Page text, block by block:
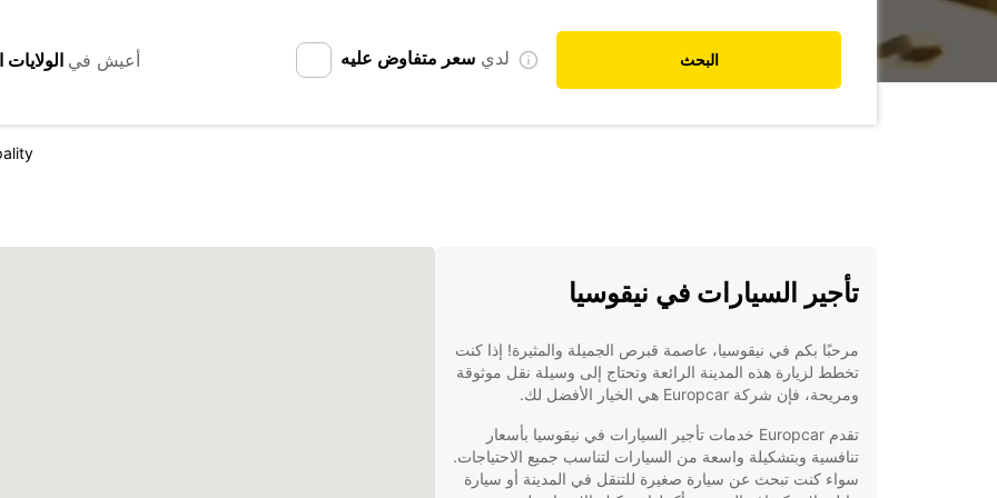
أعيش في لدي سعر متفاوض عليه البحث
تأجير السيارات في نيقوسيا
مرحبًا بكم في نيقوسيا، عاصمة قبرص الجميلة والمثيرة! إذا كنت
تخطط لزيارة هذه المدينة الرائعة وتحتاج إلى وسيلة نقل موثوقة
ومريحة، فإن شركة Europcar هي الخيار الأفضل لك.
تقدم Europcar خدمات تأجير السيارات في نيقوسيا بأسعار
تنافسية وبتشكيلة واسعة من السيارات لتناسب جميع الاحتياجات.
سواء كنت تبحث عن سيارة صغيرة للتنقل في المدينة أو سيارة